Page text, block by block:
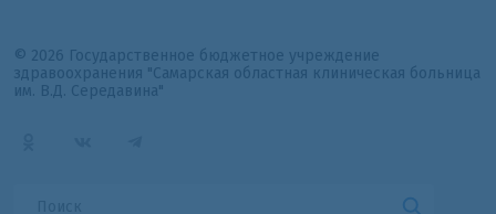
© 2026 Государственное бюджетное учреждение
здравоохранения "Самарская областная клиническая больница
им. В.Д. Середавина"